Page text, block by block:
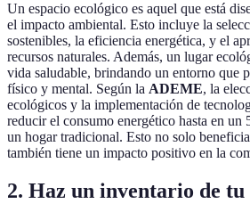
Un espacio ecológico es aquel que está
el impacto ambiental. Esto incluye la
sostenibles, la eficiencia energética, y el
recursos naturales. Además, un lugar
vida saludable, brindando un entorno que
físico y mental. Según la ADEME, la
ecológicos y la implementación de
reducir el consumo energético hasta en un
un hogar tradicional. Esto no solo
también tiene un impacto positivo en la
2. Haz un inventario de tu